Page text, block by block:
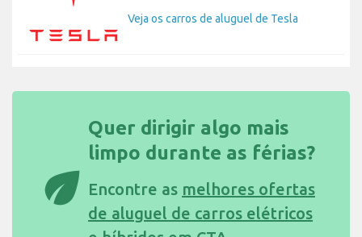
Veja os carros de aluguel de Tesla
eco
Quer dirigir algo mais
limpo durante as férias?
Encontre as melhores ofertas
de aluguel de carros elétricos